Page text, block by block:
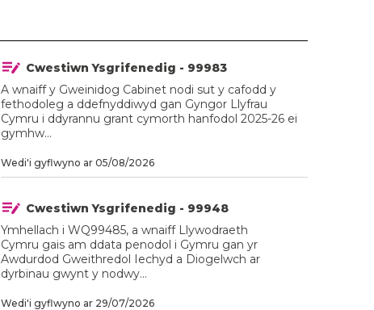
Cwestiwn Ysgrifenedig - 99983
A wnaiff y Gweinidog Cabinet nodi sut y cafodd y
fethodoleg a ddefnyddiwyd gan Gyngor Llyfrau
Cymru i ddyrannu grant cymorth hanfodol 2025-26 ei
gymhw...
Wedi'i gyflwyno ar 05/08/2026
Cwestiwn Ysgrifenedig - 99948
Ymhellach i WQ99485, a wnaiff Llywodraeth
Cymru gais am ddata penodol i Gymru gan yr
Awdurdod Gweithredol Iechyd a Diogelwch ar
dyrbinau gwynt y nodwy...
Wedi'i gyflwyno ar 29/07/2026